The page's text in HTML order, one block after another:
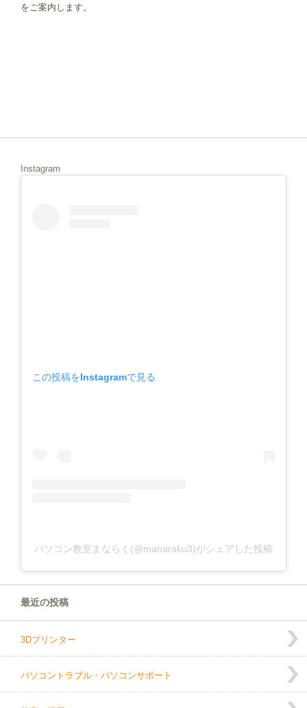
をご案内します。
Instagram
この投稿をInstagramで見る
パソコン教室まならく(@manaraku3)がシェアした投稿
最近の投稿
3Dプリンター
パソコントラブル・パソコンサポート